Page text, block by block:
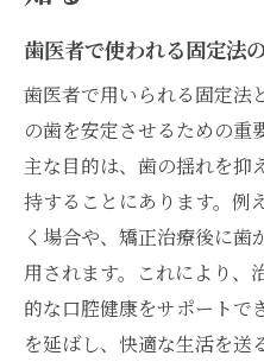
動揺歯の固定はどんな
歯医者で行う動揺
動揺歯のための
歯医者で選ばれ
動揺歯固定にス
歯医者で推奨さ
動揺歯の固定法
ぐらつく歯に適した
ぐらつく歯の固
歯医者で使われる固定法
歯医者で用いられる固定法
の歯を安定させるための重
主な目的は、歯の揺れを抑
持することにあります。例
く場合や、矯正治療後に
用されます。これにより、
的な口腔健康をサポートで
を延ばし、快適な生活を送